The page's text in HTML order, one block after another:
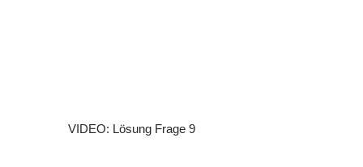
VIDEO: Lösung Frage 9